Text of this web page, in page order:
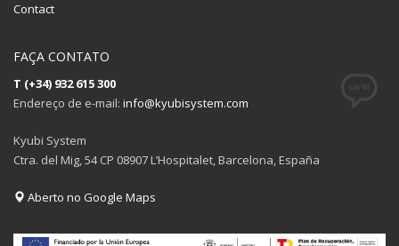
Contact
FAÇA CONTATO
T (+34) 932 615 300
Endereço de e-mail: info@kyubisystem.com
Kyubi System
Ctra. del Mig, 54 CP 08907 L’Hospitalet, Barcelona, España
Aberto no Google Maps